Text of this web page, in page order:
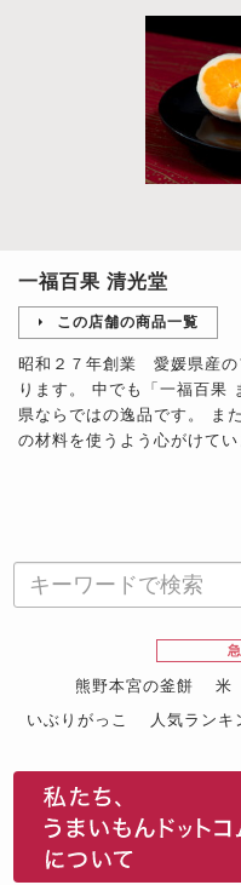
一福百果 清光堂
この店舗の商品一覧
昭和２７年創業 愛媛県産の
ります。 中でも「一福百果
県ならではの逸品です。 ま
の材料を使うよう心がけてい
熊野本宮の釜餅 米
いぶりがっこ
人気ランキ